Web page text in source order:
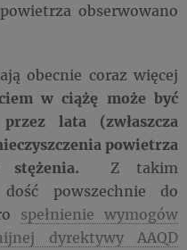
obserwowano
obecnie coraz więcej
w ciążę może być
lata (zwłaszcza
powietrza
stężenia. Z takim
powszechnie do
spełnienie wymogów
dyrektywy AAQD